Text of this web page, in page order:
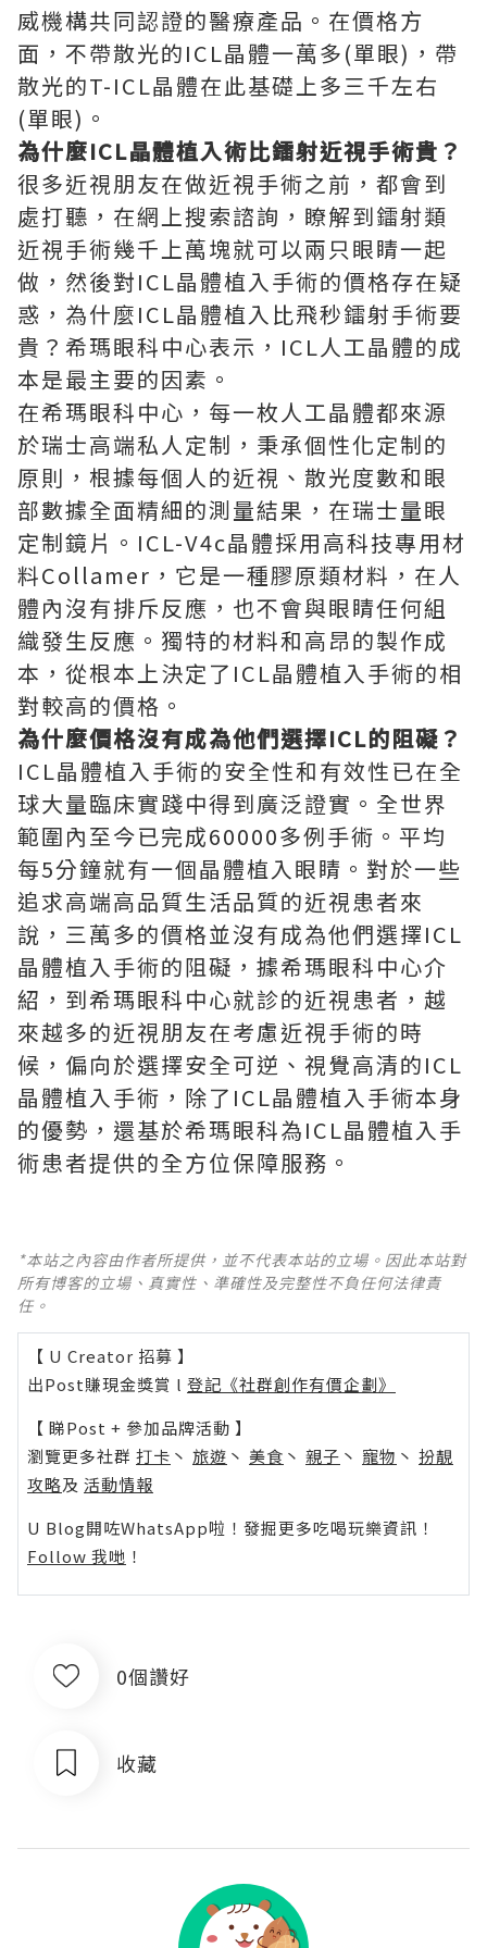
威機構共同認證的醫療產品。在價格方
面，不帶散光的ICL晶體一萬多(單眼)，帶
散光的T-ICL晶體在此基礎上多三千左右
(單眼)。
為什麼ICL晶體植入術比鐳射近視手術貴？
很多近視朋友在做近視手術之前，都會到
處打聽，在網上搜索諮詢，瞭解到鐳射類
近視手術幾千上萬塊就可以兩只眼睛一起
做，然後對ICL晶體植入手術的價格存在疑
惑，為什麼ICL晶體植入比飛秒鐳射手術要
貴？希瑪眼科中心表示，ICL人工晶體的成
本是最主要的因素。
在希瑪眼科中心，每一枚人工晶體都來源
於瑞士高端私人定制，秉承個性化定制的
原則，根據每個人的近視、散光度數和眼
部數據全面精細的測量結果，在瑞士量眼
定制鏡片。ICL-V4c晶體採用高科技專用材
料Collamer，它是一種膠原類材料，在人
體內沒有排斥反應，也不會與眼睛任何組
織發生反應。獨特的材料和高昂的製作成
本，從根本上決定了ICL晶體植入手術的相
對較高的價格。
為什麼價格沒有成為他們選擇ICL的阻礙？
ICL晶體植入手術的安全性和有效性已在全
球大量臨床實踐中得到廣泛證實。全世界
範圍內至今已完成60000多例手術。平均
每5分鐘就有一個晶體植入眼睛。對於一些
追求高端高品質生活品質的近視患者來
說，三萬多的價格並沒有成為他們選擇ICL
晶體植入手術的阻礙，據希瑪眼科中心介
紹，到希瑪眼科中心就診的近視患者，越
來越多的近視朋友在考慮近視手術的時
候，偏向於選擇安全可逆、視覺高清的ICL
晶體植入手術，除了ICL晶體植入手術本身
的優勢，還基於希瑪眼科為ICL晶體植入手
術患者提供的全方位保障服務。
*本站之內容由作者所提供，並不代表本站的立場。因此本站對
所有博客的立場、真實性、準確性及完整性不負任何法律責
任。
【 U Creator 招募 】
出Post賺現金獎賞 l 登記《社群創作有價企劃》
【 睇Post + 參加品牌活動 】
瀏覽更多社群 打卡 丶 旅遊 丶 美食 丶 親子 丶 寵物 丶 扮靚
攻略及 活動情報
U Blog開咗WhatsApp啦！發掘更多吃喝玩樂資訊！
Follow 我哋 ！
0個讚好
收藏